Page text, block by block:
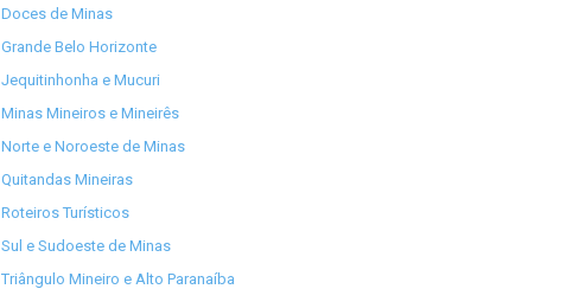
Doces de Minas
Grande Belo Horizonte
Jequitinhonha e Mucuri
Minas Mineiros e Mineirês
Norte e Noroeste de Minas
Quitandas Mineiras
Roteiros Turísticos
Sul e Sudoeste de Minas
Triângulo Mineiro e Alto Paranaíba